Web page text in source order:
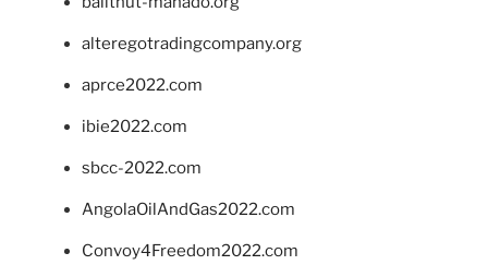
alteregotradingcompany.org
aprce2022.com
ibie2022.com
sbcc-2022.com
AngolaOilAndGas2022.com
Convoy4Freedom2022.com